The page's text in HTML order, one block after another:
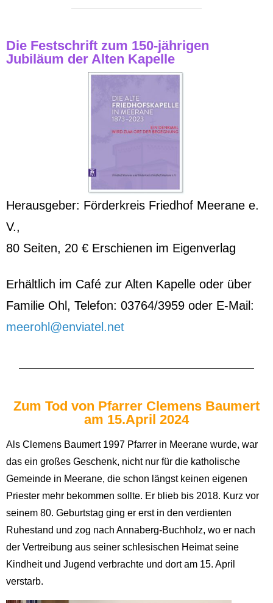
Die Festschrift zum 150-jährigen
Jubiläum der Alten Kapelle
Herausgeber: Förderkreis Friedhof Meerane e.
V.,
80 Seiten, 20 € Erschienen im Eigenverlag
Erhältlich im Café zur Alten Kapelle oder über
Familie Ohl, Telefon: 03764/3959 oder E-Mail:
meerohl@enviatel.net
Zum Tod von Pfarrer Clemens Baumert
am 15.April 2024
Als Clemens Baumert 1997 Pfarrer in Meerane wurde, war
das ein großes Geschenk, nicht nur für die katholische
Gemeinde in Meerane, die schon längst keinen eigenen
Priester mehr bekommen sollte. Er blieb bis 2018. Kurz vor
seinem 80. Geburtstag ging er erst in den verdienten
Ruhestand und zog nach Annaberg-Buchholz, wo er nach
der Vertreibung aus seiner schlesischen Heimat seine
Kindheit und Jugend verbrachte und dort am 15. April
verstarb.